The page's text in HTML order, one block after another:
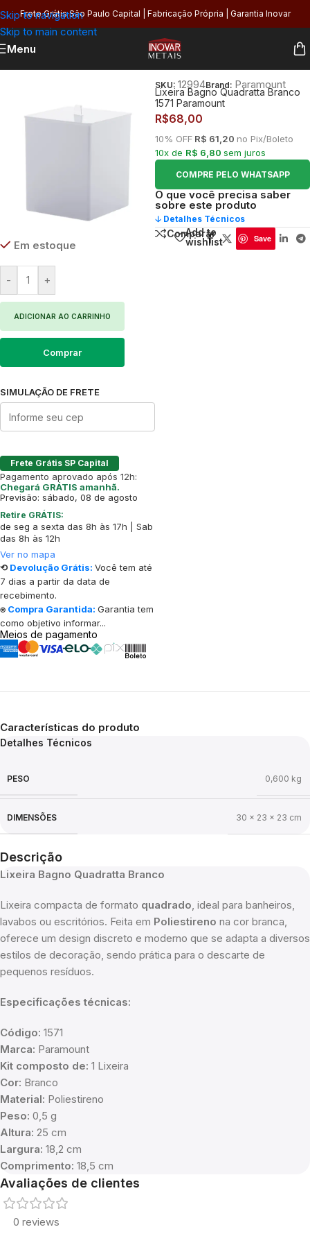
Skip to navigation
Skip to main content
Frete Grátis São Paulo Capital | Fabricação Própria | Garantia Inovar
Menu
Em estoque
- +
ADICIONAR AO CARRINHO
Comprar
SIMULAÇÃO DE FRETE
Frete Grátis SP Capital
Pagamento aprovado após 12h:
Chegará GRÁTIS amanhã.
Previsão: sábado, 08 de agosto
Retire GRÁTIS:
de seg a sexta das 8h às 17h | Sab
das 8h às 12h
Ver no mapa
⟲ Devolução Grátis: Você tem até
7 dias a partir da data de
recebimento.
⍟ Compra Garantida: Garantia tem
como objetivo informar...
Meios de pagamento
SKU: 12994Brand: Paramount
Lixeira Bagno Quadratta Branco
1571 Paramount
R$68,00
10% OFF R$ 61,20 no Pix/Boleto
10x de R$ 6,80 sem juros
COMPRE PELO WHATSAPP
O que você precisa saber
sobre este produto
🡣 Detalhes Técnicos
Comparar
Add to
wishlist
Save
Características do produto
Detalhes Técnicos
PESO 0,600 kg
DIMENSÕES 30 × 23 × 23 cm
Descrição
Lixeira Bagno Quadratta Branco
Lixeira compacta de formato quadrado, ideal para banheiros,
lavabos ou escritórios. Feita em Poliestireno na cor branca,
oferece um design discreto e moderno que se adapta a diversos
estilos de decoração, sendo prática para o descarte de
pequenos resíduos.
Especificações técnicas:
Código: 1571
Marca: Paramount
Kit composto de: 1 Lixeira
Cor: Branco
Material: Poliestireno
Peso: 0,5 g
Altura: 25 cm
Largura: 18,2 cm
Comprimento: 18,5 cm
Avaliações de clientes
0 reviews